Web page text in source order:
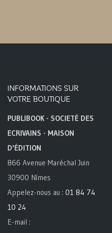
INFORMATIONS SUR
VOTRE BOUTIQUE
PUBLIBOOK - SOCIETÉ DES
ECRIVAINS - MAISON
D'ÉDITION
866 Avenue Maréchal Juin
30900 Nîmes
Appelez-nous au : 01 84 74
10 24
E-mail :